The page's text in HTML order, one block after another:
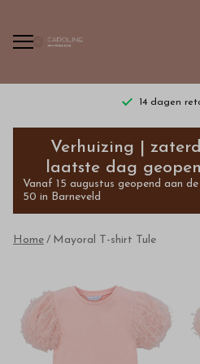
14 dagen
Mayoral
T-
shirt
Tule
Bestel
Verhuizing |
laatste dag
Vanaf 15 augustus geopend aan
50 in Barneveld
Home Mayoral T-shirt Tule